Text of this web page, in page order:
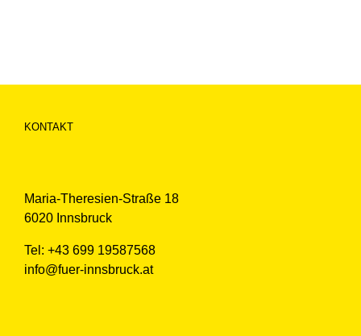
KONTAKT
Maria-Theresien-Straße 18
6020 Innsbruck
Tel: +43 699 19587568
info@fuer-innsbruck.at